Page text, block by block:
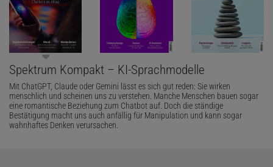
Spektrum Kompakt – KI-Sprachmodelle
Mit ChatGPT, Claude oder Gemini lässt es sich gut reden: Sie wirken
menschlich und scheinen uns zu verstehen. Manche Menschen bauen sogar
eine romantische Beziehung zum Chatbot auf. Doch die ständige
Bestätigung macht uns auch anfällig für Manipulation und kann sogar
wahnhaftes Denken verursachen.